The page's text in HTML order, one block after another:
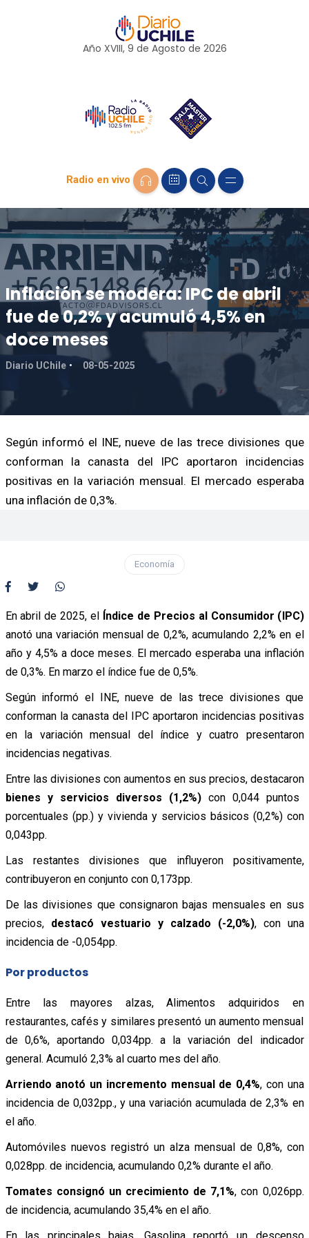
Año XVIII, 9 de Agosto de 2026
Radio en vivo
Inflación se modera: IPC de abril
fue de 0,2% y acumuló 4,5% en
doce meses
Diario UChile 08-05-2025
Según informó el INE, nueve de las trece divisiones que
conforman la canasta del IPC aportaron incidencias
positivas en la variación mensual. El mercado esperaba
una inflación de 0,3%.
Economía
En abril de 2025, el Índice de Precios al Consumidor (IPC)
anotó una variación mensual de 0,2%, acumulando 2,2% en el
año y 4,5% a doce meses. El mercado esperaba una inflación
de 0,3%. En marzo el índice fue de 0,5%.
Según informó el INE, nueve de las trece divisiones que
conforman la canasta del IPC aportaron incidencias positivas
en la variación mensual del índice y cuatro presentaron
incidencias negativas.
Entre las divisiones con aumentos en sus precios, destacaron
bienes y servicios diversos (1,2%) con 0,044 puntos
porcentuales (pp.) y vivienda y servicios básicos (0,2%) con
0,043pp.
Las restantes divisiones que influyeron positivamente,
contribuyeron en conjunto con 0,173pp.
De las divisiones que consignaron bajas mensuales en sus
precios, destacó vestuario y calzado (-2,0%), con una
incidencia de -0,054pp.
Por productos
Entre las mayores alzas, Alimentos adquiridos en
restaurantes, cafés y similares presentó un aumento mensual
de 0,6%, aportando 0,034pp. a la variación del indicador
general. Acumuló 2,3% al cuarto mes del año.
Arriendo anotó un incremento mensual de 0,4%, con una
incidencia de 0,032pp., y una variación acumulada de 2,3% en
el año.
Automóviles nuevos registró un alza mensual de 0,8%, con
0,028pp. de incidencia, acumulando 0,2% durante el año.
Tomates consignó un crecimiento de 7,1%, con 0,026pp.
de incidencia, acumulando 35,4% en el año.
En las principales bajas, Gasolina reportó un descenso